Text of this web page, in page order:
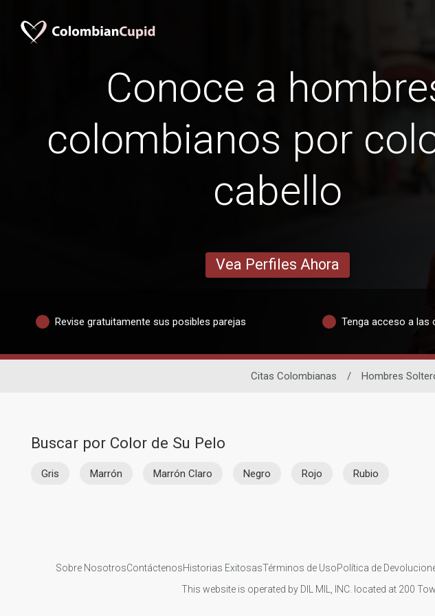
Conoce a
colombianos por
cabello
Vea Perfiles Ahora
Revise gratuitamente sus posibles parejas Tenga acceso a las
Citas Colombianas / Hombres
Buscar por Color de Su Pelo
Gris Marrón Marrón Claro Negro Rojo Rubio
Sobre NosotrosContáctenosHistorias ExitosasTérminos de UsoPolítica de
This website is operated by DIL MIL, INC. located at 200